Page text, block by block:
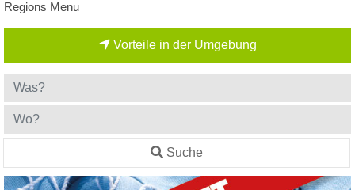
Regions Menu
Vorteile in der Umgebung
Suche